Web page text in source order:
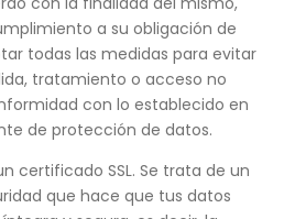
a su obligación de
todas las medidas para evitar
tratamiento o acceso no
con lo establecido en
de protección de datos.
certificado SSL. Se trata de un
que hace que tus datos